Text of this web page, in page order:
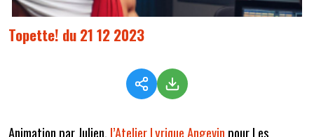
Topette! du 21 12 2023
Animation par Julien, l’Atelier Lyrique Angevin pour Les